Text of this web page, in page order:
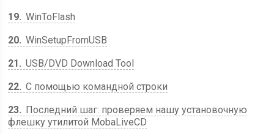
19 WinToFlash
20 WinSetupFromUSB
21
USB/DVD Download Tool
22 С помощью командной строки
23
Последний шаг: проверяем нашу установочную
флешку утилитой MobaLiveCD